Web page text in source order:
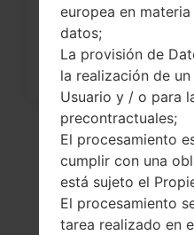
europea en
datos;
La provisión de
la realización de
Usuario y / o para
precontractuales;
El procesamiento
cumplir con una
está sujeto el
El procesamiento
tarea realizado en